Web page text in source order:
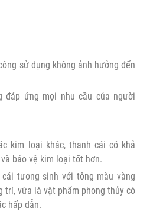
sử dụng không ảnh hưởng đến
đáp ứng mọi nhu cầu của người
kim loại khác, thanh cái có khả
bảo vệ kim loại tốt hơn.
tương sinh với tông màu vàng
trí, vừa là vật phẩm phong thủy có
hấp dẫn.